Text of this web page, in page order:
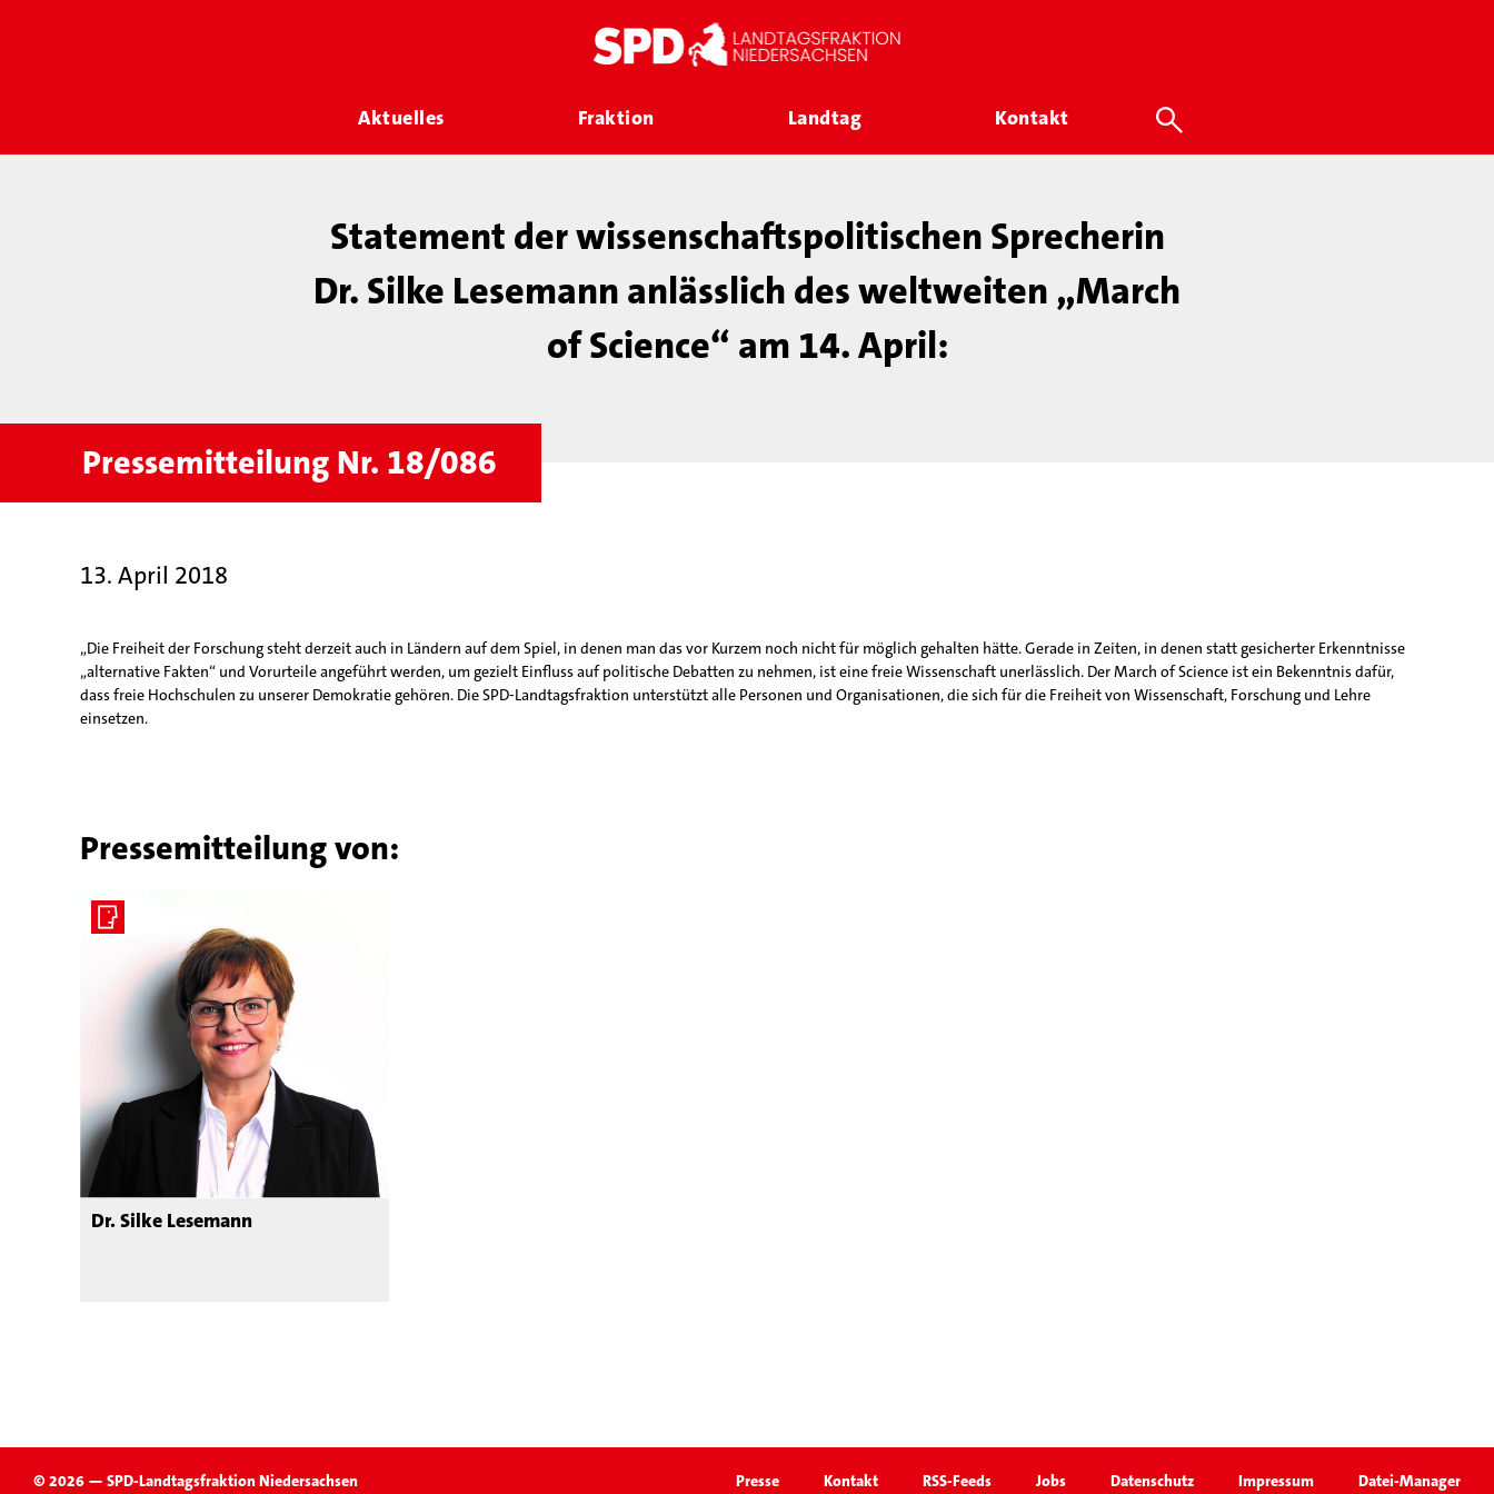
Aktuelles Fraktion Landtag Kontakt
Statement der wissenschaftspolitischen Sprecherin
Dr. Silke Lesemann anlässlich des weltweiten „March
of Science“ am 14. April:
Pressemitteilung Nr. 18/086
13. April 2018
„Die Freiheit der Forschung steht derzeit auch in Ländern auf dem Spiel, in denen man das vor Kurzem noch nicht für möglich gehalten hätte. Gerade in Zeiten, in denen statt gesicherter Erkenntnisse
„alternative Fakten“ und Vorurteile angeführt werden, um gezielt Einfluss auf politische Debatten zu nehmen, ist eine freie Wissenschaft unerlässlich. Der March of Science ist ein Bekenntnis dafür,
dass freie Hochschulen zu unserer Demokratie gehören. Die SPD-Landtagsfraktion unterstützt alle Personen und Organisationen, die sich für die Freiheit von Wissenschaft, Forschung und Lehre
einsetzen.
Pressemitteilung von:
Dr. Silke Lesemann
© 2026 — SPD-Landtagsfraktion Niedersachsen Presse Kontakt RSS-Feeds Jobs Datenschutz Impressum Datei-Manager